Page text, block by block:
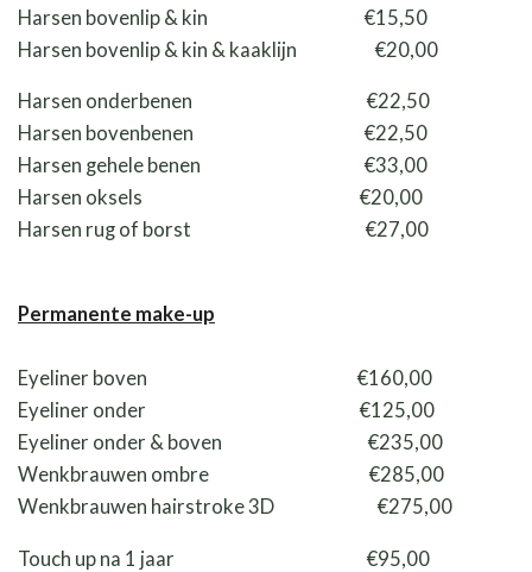
Harsen bovenlip & kin €15,50
Harsen bovenlip & kin & kaaklijn €20,00
Harsen onderbenen €22,50
Harsen bovenbenen €22,50
Harsen gehele benen €33,00
Harsen oksels €20,00
Harsen rug of borst €27,00
Permanente make-up
Eyeliner boven €160,00
Eyeliner onder €125,00
Eyeliner onder & boven €235,00
Wenkbrauwen ombre €285,00
Wenkbrauwen hairstroke 3D €275,00
Touch up na 1 jaar €95,00